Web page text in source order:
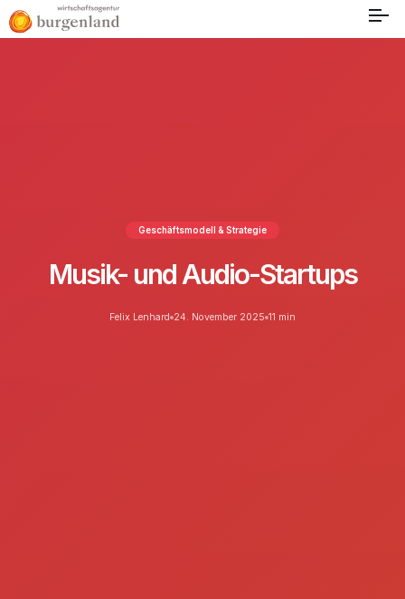
Geschäftsmodell & Strategie
Musik- und Audio-Startups
Felix Lenhard 24. November 2025 11 min